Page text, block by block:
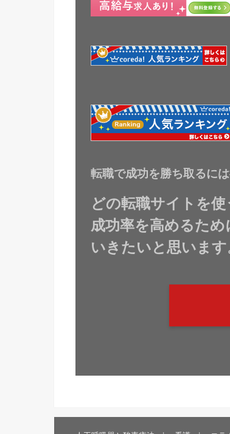
転職で成功を勝ち取るには
どの転職サイトを
成功率を高めるた
いきたいと思います